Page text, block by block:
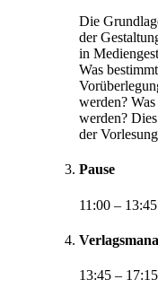
Die
der
in
Was
werden?
werden?
der
Pause
11:00 –
13:45 –